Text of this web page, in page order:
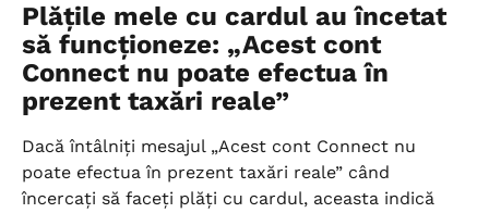
Plățile mele cu cardul au încetat
să funcționeze: „Acest cont
Connect nu poate efectua în
prezent taxări reale”
Dacă întâlniți mesajul „Acest cont Connect nu
poate efectua în prezent taxări reale” când
încercați să faceți plăți cu cardul, aceasta indică